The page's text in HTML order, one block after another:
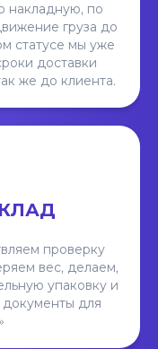
накладную, по
груза до
статусе мы уже
доставки
же до клиента.
проверку
вес, делаем,
упаковку и
документы для